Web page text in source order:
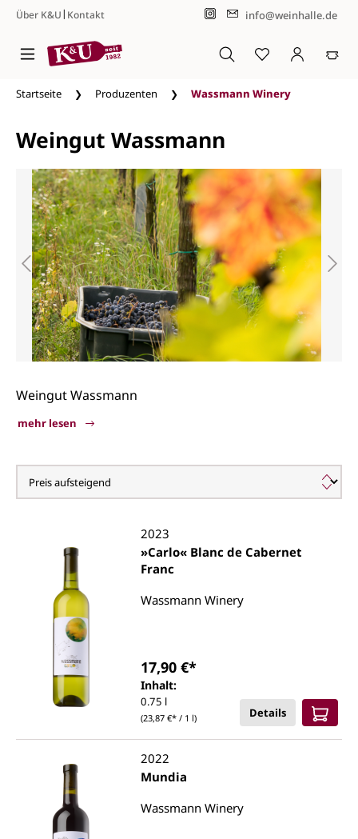
Zum Hauptinhalt springen
Über K&U| Kontakt info@weinhalle.de
Startseite Produzenten Wassmann Winery
Weingut Wassmann
Weingut Wassmann
mehr lesen
Wassmann Winery
2023
»Carlo« Blanc de Cabernet
Franc
Wassmann Winery
Inhalt:
0.75 l
(23,87 €* / 1 l)
17,90 €*
Details
2022
Mundia
Wassmann Winery